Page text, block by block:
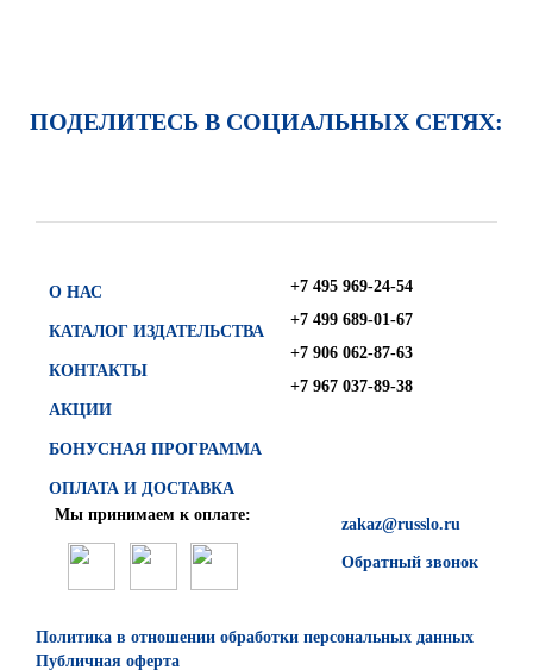
ПОДЕЛИТЕСЬ В СОЦИАЛЬНЫХ СЕТЯХ:
О НАС
КАТАЛОГ ИЗДАТЕЛЬСТВА
КОНТАКТЫ
АКЦИИ
БОНУСНАЯ ПРОГРАММА
ОПЛАТА И ДОСТАВКА
+7 495 969-24-54
+7 499 689-01-67
+7 906 062-87-63
+7 967 037-89-38
zakaz@russlo.ru
Обратный звонок
Мы принимаем к оплате:
Политика в отношении обработки персональных данных
Публичная оферта